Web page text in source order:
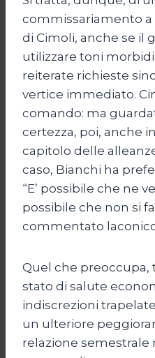
commissariamento
di Cimoli, anche se il
utilizzare toni
reiterate richieste
vertice immediato.
comando: ma
certezza, poi, anche
capitolo delle
caso, Bianchi ha
“E’ possibile che ne
possibile che non si
commentato
Quel che preoccupa,
stato di salute
indiscrezioni
un ulteriore
relazione semestrale